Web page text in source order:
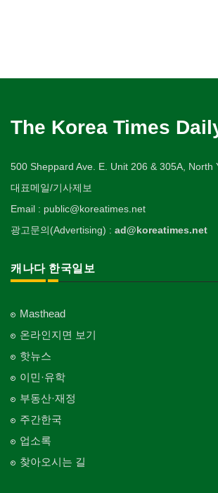
The Korea Times
500 Sheppard Ave. E. Unit 206 & 305A, North
대표메일/기사제보
Email : public@koreatimes.net
광고문의(Advertising) : ad@koreatimes.net
캐나다 한국일보
Masthead
온라인지면 보기
핫뉴스
이민·유학
부동산·재정
주간한국
업소록
찾아오시는 길